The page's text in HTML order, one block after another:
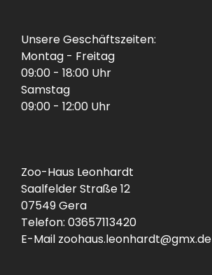
Unsere Geschäftszeiten:
Montag - Freitag
09:00 - 18:00 Uhr
Samstag
09:00 - 12:00 Uhr
Zoo-Haus Leonhardt
Saalfelder Straße 12
07549 Gera
Telefon: 03657113420
E-Mail zoohaus.leonhardt@gmx.de